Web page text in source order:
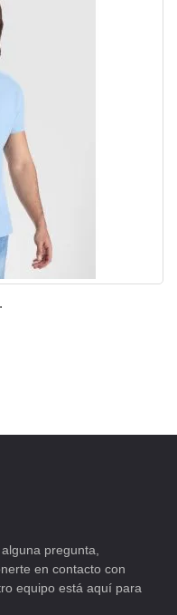
pregunta,
en contacto con
equipo está aquí para